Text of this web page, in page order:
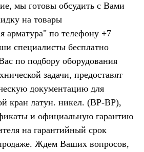
мы готовы обсудить с Вами
на товары
арматура" по телефону +7
специалисты бесплатно
по подбору оборудования
задачи, предоставят
документацию для
кран латун. никел. (ВР-ВР),
и официальную гарантию
на гарантийный срок
Ждем Ваших вопросов,